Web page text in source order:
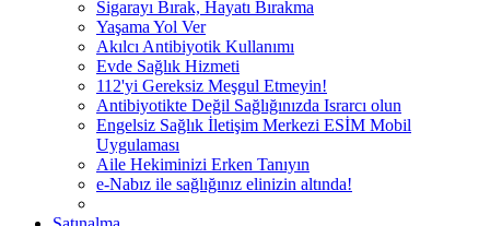
Sigarayı Bırak, Hayatı Bırakma
Yaşama Yol Ver
Akılcı Antibiyotik Kullanımı
Evde Sağlık Hizmeti
112'yi Gereksiz Meşgul Etmeyin!
Antibiyotikte Değil Sağlığınızda Israrcı olun
Engelsiz Sağlık İletişim Merkezi ESİM Mobil
Uygulaması
Aile Hekiminizi Erken Tanıyın
e-Nabız ile sağlığınız elinizin altında!